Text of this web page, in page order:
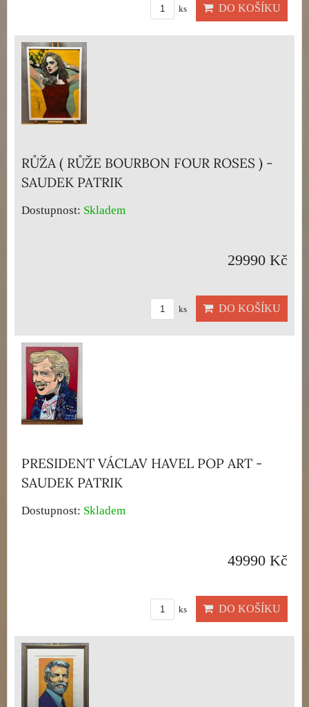
ks DO KOŠÍKU
RŮŽA ( RŮŽE BOURBON FOUR ROSES ) -
SAUDEK PATRIK
Dostupnost: Skladem
29990 Kč
ks DO KOŠÍKU
PRESIDENT VÁCLAV HAVEL POP ART -
SAUDEK PATRIK
Dostupnost: Skladem
49990 Kč
ks DO KOŠÍKU